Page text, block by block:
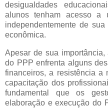
desigualdades
alunos tenham acesso a
independentemente de
econômica.
Apesar de sua
do PPP enfrenta alguns
financeiros, a resistência a
capacitação dos
fundamental que os
elaboração e execução do